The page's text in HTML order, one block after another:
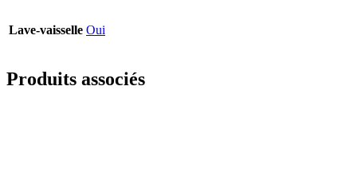
Lave-vaisselle Oui
Produits associés